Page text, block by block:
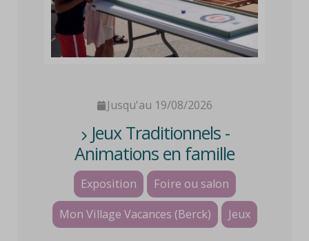
Jusqu'au 19/08/2026
Jeux Traditionnels -
Animations en famille
Exposition
Foire ou salon
Mon Village Vacances (Berck)
Jeux